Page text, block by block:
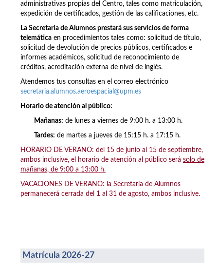
administrativas propias del Centro, tales como matriculación,
expedición de certificados, gestión de las calificaciones, etc.
La Secretaría de Alumnos prestará sus servicios de forma
telemática en procedimientos tales como: solicitud de título,
solicitud de devolución de precios públicos, certificados e
informes académicos, solicitud de reconocimiento de
créditos, acreditación externa de nivel de inglés.
Atendemos tus consultas en el correo electrónico
secretaria.alumnos.aeroespacial@upm.es
Horario de atención al público:
Mañanas: de lunes a viernes de 9:00 h. a 13:00 h.
Tardes: de martes a jueves de 15:15 h. a 17:15 h.
HORARIO DE VERANO: del 15 de junio al 15 de septiembre,
ambos inclusive, el horario de atención al público será solo de
mañanas, de 9:00 a 13:00 h.
VACACIONES DE VERANO: la Secretaría de Alumnos
permanecerá cerrada del 1 al 31 de agosto, ambos inclusive.
Matrícula 2026-27